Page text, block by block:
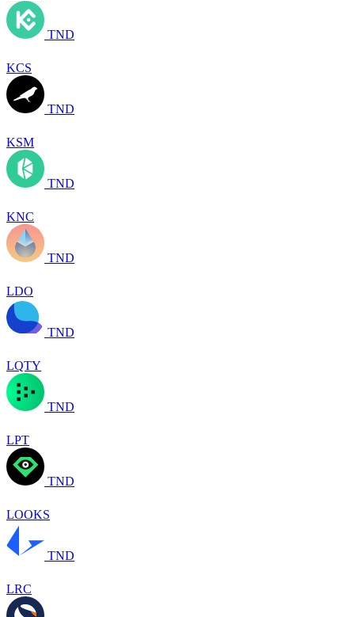
TND
KCS
TND
KSM
TND
KNC
TND
LDO
TND
LQTY
TND
LPT
TND
LOOKS
TND
LRC